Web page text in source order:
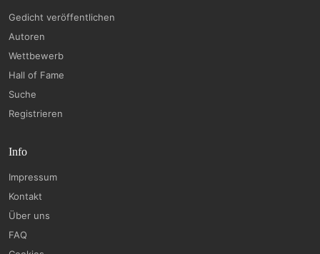
Gedicht veröffentlichen
Autoren
Wettbewerb
Hall of Fame
Suche
Registrieren
Info
Impressum
Kontakt
Über uns
FAQ